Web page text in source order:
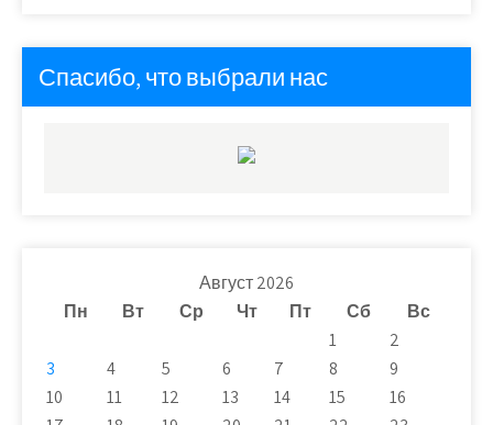
Спасибо, что выбрали нас
Август 2026
Пн
Вт Ср Чт Пт Сб
Вс
1
2
3
4 5 6 7 8
9
10
11 12 13 14 15
16